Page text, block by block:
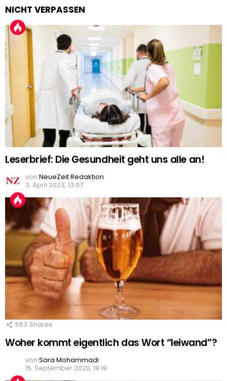
NICHT VERPASSEN
Leserbrief: Die Gesundheit geht uns alle an!
von NeueZeit Redaktion
3. April 2023, 13:07
563 Shares
Woher kommt eigentlich das Wort “leiwand”?
von Sara Mohammadi
15. September 2020, 19:19